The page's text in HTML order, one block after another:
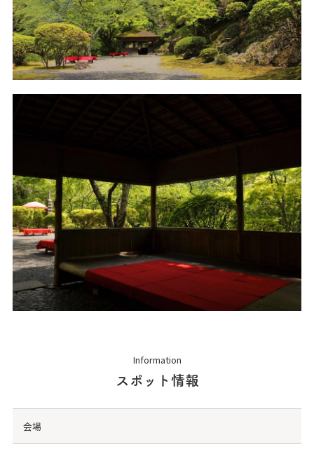
Information
スポット情報
会場